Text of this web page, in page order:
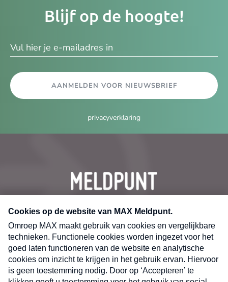
Blijf op de hoogte!
AANMELDEN VOOR NIEUWSBRIEF
privacyverklaring
CONTACT
Volg ons op